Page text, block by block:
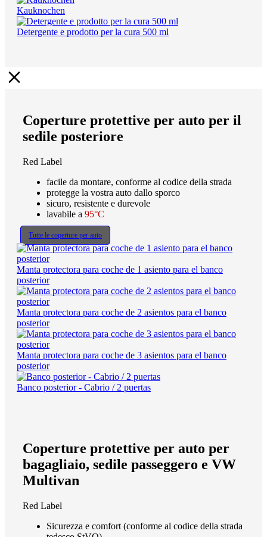
Kauknochen
Detergente e prodotto per la cura 500 ml
Coperture protettive per auto per il
sedile posteriore
Red Label
facile da montare, conforme al codice della strada
protegge la vostra auto dallo sporco
sicuro, resistente e durevole
lavabile a 95°C
Tutte le coperture per auto
Manta protectora para coche de 1 asiento para el banco
posterior
Manta protectora para coche de 2 asientos para el banco
posterior
Manta protectora para coche de 3 asientos para el banco
posterior
Banco posterior - Cabrio / 2 puertas
Coperture protettive per auto per
bagagliaio, sedile passeggero e VW
Multivan
Red Label
Sicurezza e comfort (conforme al codice della strada